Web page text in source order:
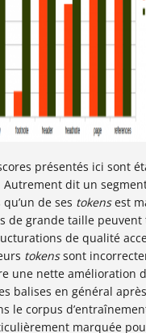
présentés ici sont
Autrement dit un
de ses tokensest
de grande taille
de qualité
tokenssont
une nette amélioration
balises en général
le corpus
marquée